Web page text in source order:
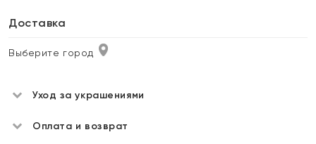
Доставка
Выберите город
Уход за украшениями
Оплата и возврат